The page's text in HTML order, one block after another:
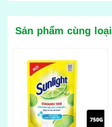
Sản phẩm cùng loại